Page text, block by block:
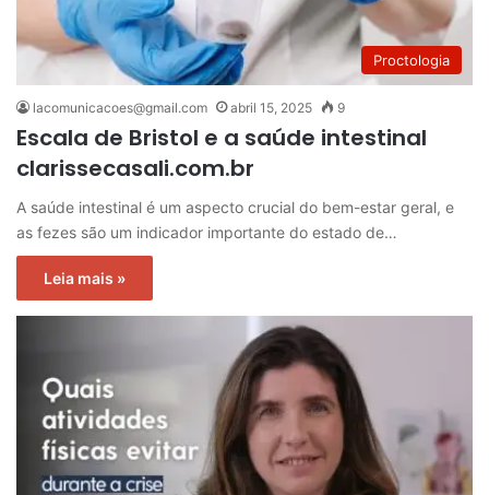
Proctologia
lacomunicacoes@gmail.com abril 15, 2025 9
Escala de Bristol e a saúde intestinal
clarissecasali.com.br
A saúde intestinal é um aspecto crucial do bem-estar geral, e
as fezes são um indicador importante do estado de…
Leia mais »